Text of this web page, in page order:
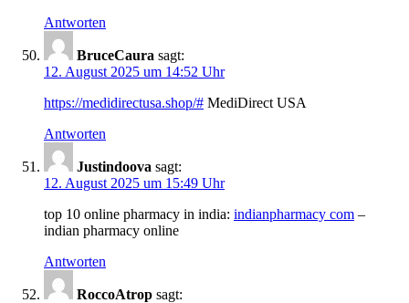
Antworten
BruceCaura sagt:
12. August 2025 um 14:52 Uhr
https://medidirectusa.shop/# MediDirect USA
Antworten
Justindoova sagt:
12. August 2025 um 15:49 Uhr
top 10 online pharmacy in india: indianpharmacy com –
indian pharmacy online
Antworten
RoccoAtrop sagt: